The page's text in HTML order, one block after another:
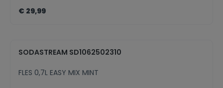
€ 29,99
SODASTREAM SD1062502310
FLES 0,7L EASY MIX MINT